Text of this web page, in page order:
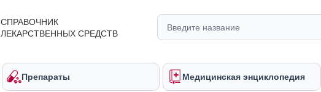
СПРАВОЧНИК
ЛЕКАРСТВЕННЫХ СРЕДСТВ
Препараты Медицинская энциклопедия